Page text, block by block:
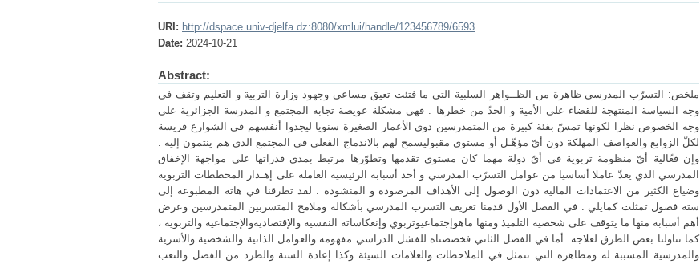
URI: http://dspace.univ-djelfa.dz:8080/xmlui/handle/123456789/6593
Date: 2024-10-21
Abstract:
ملخص: التسرّب المدرسي ظاهرة من الظــواهر السلبية التي ما فتئت تعيق مساعي وجهود وزارة التربية و التعليم وتقف في
وجه السياسة المنتهجة للقضاء على الأمية و الحدّ من خطرها . فهي مشكلة عويصة تجابه المجتمع و المدرسة الجزائرية على
وجه الخصوص نظرا لكونها تمسّ بفئة كبيرة من المتمدرسين ذوي الأعمار الصغيرة سنويا ليجدوا أنفسهم في الشوارع فريسة
لكلّ الزوابع والعواصف المهلكة دون أيّ مؤهّـل أو مستوى مقبوليسمح لهم بالاندماج الفعلي في المجتمع الذي هم ينتمون إليه .
وإن فعّالية أيّ منظومة تربوية في أيّ دولة مهما كان مستوى تقدمها وتطوّرها مرتبط بمدى قدراتها على مواجهة الإخفاق
المدرسي الذي يعدّ عاملا أساسيا من عوامل التسرّب المدرسي و أحد أسبابه الرئيسية العاملة على إهـدار المخططات التربوية
وضياع الكثير من الاعتمادات المالية دون الوصول إلى الأهداف المرصودة و المنشودة . لقد تطرقنا في هاته المطبوعة إلى
ستة فصول تمثلت كمايلي : في الفصل الأول قدمنا تعريف التسرب المدرسي بأشكاله وملامح المتسربين المتمدرسين وعرض
أهم أسبابه منها ما يتوقف على شخصية التلميذ ومنها ماهوإجتماعيوتربوي وإنعكاساته النفسية والإقتصاديةوالإجتماعية والتربوية ،
كما تناولنا بعض الطرق لعلاجه. أما في الفصل الثاني فخصصناه للفشل الدراسي مفهومه والعوامل الذاتية والشخصية والأسرية
والمدرسية المسببة له ومظاهره التي تتمثل في الملاحظات والعلامات السيئة وكذا إعادة السنة والطرد من الفصل والتعب